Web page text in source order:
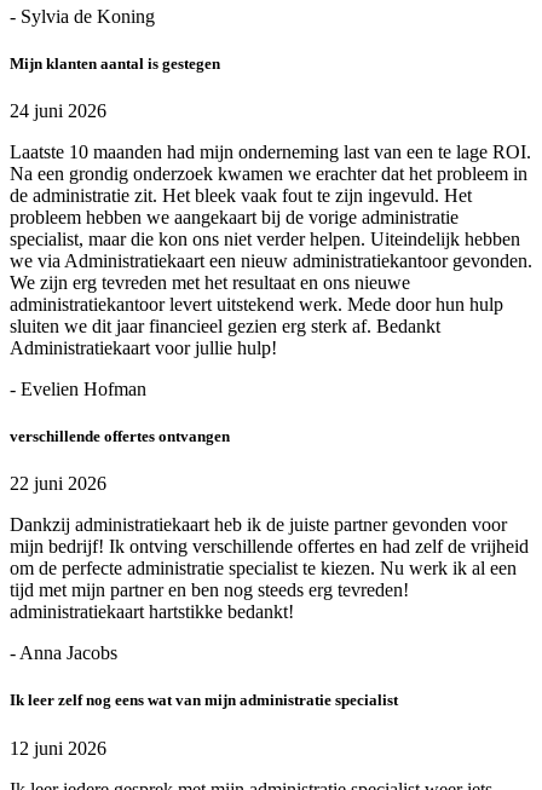
- Sylvia de Koning
Mijn klanten aantal is gestegen
24 juni 2026
Laatste 10 maanden had mijn onderneming last van een te lage ROI.
Na een grondig onderzoek kwamen we erachter dat het probleem in
de administratie zit. Het bleek vaak fout te zijn ingevuld. Het
probleem hebben we aangekaart bij de vorige administratie
specialist, maar die kon ons niet verder helpen. Uiteindelijk hebben
we via Administratiekaart een nieuw administratiekantoor gevonden.
We zijn erg tevreden met het resultaat en ons nieuwe
administratiekantoor levert uitstekend werk. Mede door hun hulp
sluiten we dit jaar financieel gezien erg sterk af. Bedankt
Administratiekaart voor jullie hulp!
- Evelien Hofman
verschillende offertes ontvangen
22 juni 2026
Dankzij administratiekaart heb ik de juiste partner gevonden voor
mijn bedrijf! Ik ontving verschillende offertes en had zelf de vrijheid
om de perfecte administratie specialist te kiezen. Nu werk ik al een
tijd met mijn partner en ben nog steeds erg tevreden!
administratiekaart hartstikke bedankt!
- Anna Jacobs
Ik leer zelf nog eens wat van mijn administratie specialist
12 juni 2026